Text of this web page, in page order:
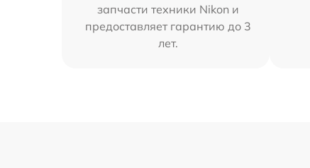
запчасти техники Nikon и
предоставляет гарантию до 3
лет.